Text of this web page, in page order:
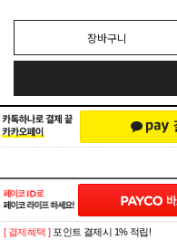
장바구니
[ 결제혜택 ] 포인트 결제시 1% 적립!